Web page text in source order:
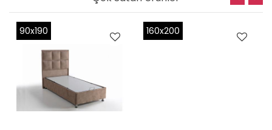
90x190 160x200